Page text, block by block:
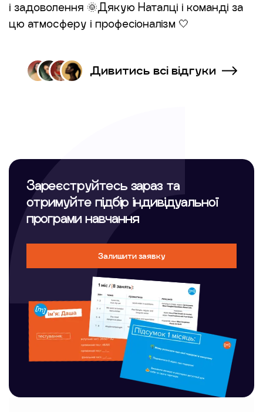
і задоволення 🌞Дякую Наталці і команді за
цю атмосферу і професіоналізм 🤍
Дивитись всі відгуки
Зареєструйтесь зараз та
отримуйте підбір індивідуальної
програми навчання
Залишити заявку